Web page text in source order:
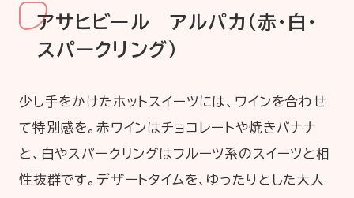
アサヒビール アルパカ（赤・白・
スパークリング）
少し手をかけたホットスイーツには、ワインを合わせ
て特別感を。赤ワインはチョコレートや焼きバナナ
と、白やスパークリングはフルーツ系のスイーツと相
性抜群です。デザートタイムを、ゆったりとした大人